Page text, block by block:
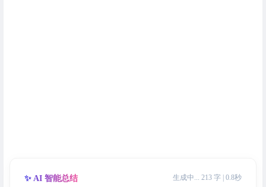
✨ AI 智能总结 生成中... 213 字 | 0.8秒